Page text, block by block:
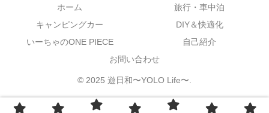
ホーム
旅行・車中泊
キャンピングカー
DIY＆快適化
いーちゃのONE PIECE
自己紹介
お問い合わせ
© 2025 遊日和〜YOLO Life〜.